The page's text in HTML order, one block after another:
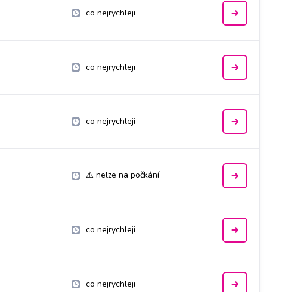
co nejrychleji
co nejrychleji
co nejrychleji
⚠️ nelze na počkání
co nejrychleji
co nejrychleji